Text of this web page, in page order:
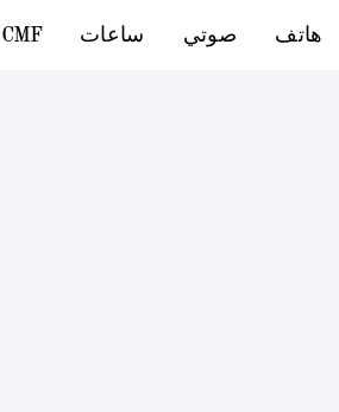
هاتف صوتي ساعات CMF